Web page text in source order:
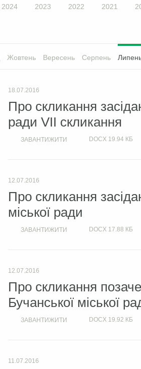
2024 2023 2022 2021
Жовтень Вересень Серпень
18.07.2016
Про скликання
ради VІІ скликання
ЗАВАНТИЖИТИ DOCX 19.94 КБ
12.07.2016
Про скликання
міської ради
ЗАВАНТИЖИТИ DOCX 17.88 КБ
12.07.2016
Про скликання
Бучанської міської
ЗАВАНТИЖИТИ DOCX 19.92 КБ
11.07.2016